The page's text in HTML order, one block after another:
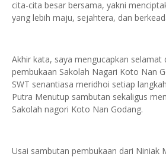
cita-cita besar bersama, yakni
yang lebih maju, sejahtera, dan
Akhir kata, saya mengucapkan selamat
pembukaan Sakolah Nagari Koto Nan
SWT senantiasa meridhoi setiap
Putra Menutup sambutan sekaligus
Sakolah nagori Koto Nan Godang.
Usai sambutan pembukaan dari Niniak